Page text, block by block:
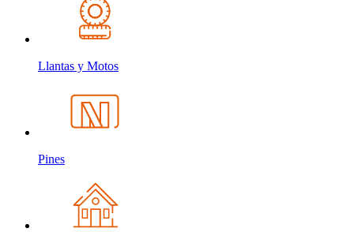
Llantas y Motos
Pines